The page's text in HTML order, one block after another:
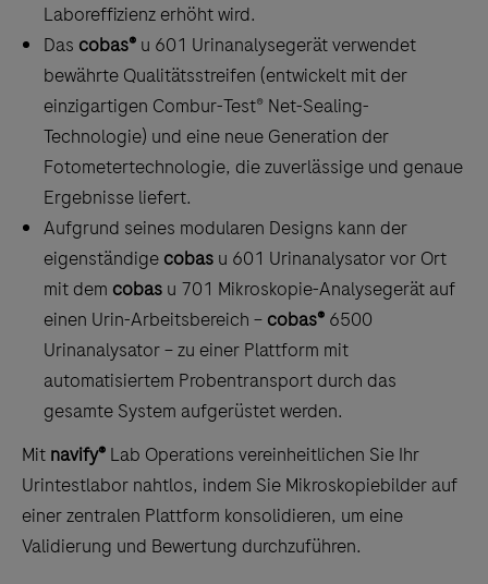
Laboreffizienz erhöht wird.
Das cobas® u 601 Urinanalysegerät verwendet
bewährte Qualitätsstreifen (entwickelt mit der
einzigartigen Combur-Test® Net-Sealing-
Technologie) und eine neue Generation der
Fotometertechnologie, die zuverlässige und genaue
Ergebnisse liefert.
Aufgrund seines modularen Designs kann der
eigenständige cobas u 601 Urinanalysator vor Ort
mit dem cobas u 701 Mikroskopie-Analysegerät auf
einen Urin-Arbeitsbereich – cobas® 6500
Urinanalysator – zu einer Plattform mit
automatisiertem Probentransport durch das
gesamte System aufgerüstet werden.
Mit navify® Lab Operations vereinheitlichen Sie Ihr
Urintestlabor nahtlos, indem Sie Mikroskopiebilder auf
einer zentralen Plattform konsolidieren, um eine
Validierung und Bewertung durchzuführen.